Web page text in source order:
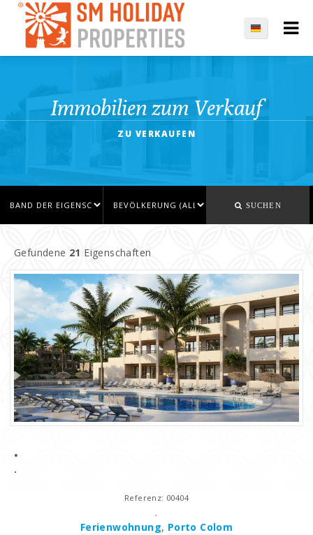
Immobilien zum Verkauf
ZU VERKAUFEN
SUCHEN
Gefundene 21 Eigenschaften
.
.
Referenz: 00404
.
Ferienwohnung, Porto Colom